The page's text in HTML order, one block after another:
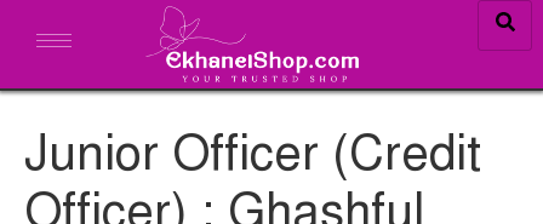
Junior Officer (Credit
Officer) : Ghashful